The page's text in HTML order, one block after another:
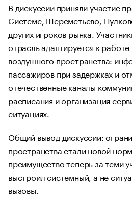
В дискуссии приняли участие
Системс, Шереметьево,
других игроков рынка.
отрасль адаптируется к работе
воздушного пространства:
пассажиров при задержках и
отечественные каналы
расписания и организация
ситуациях.
Общий вывод дискуссии:
пространства стали новой
преимущество теперь за теми
выстроил системный, а не
вызовы.